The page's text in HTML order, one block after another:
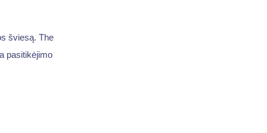
šviesą. The
pasitikėjimo